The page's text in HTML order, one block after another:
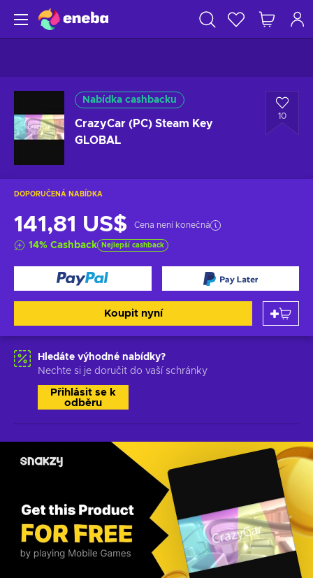
Nabídka cashbacku
CrazyCar (PC) Steam Key
GLOBAL
10
DOPORUČENÁ NABÍDKA
141,81 US$ Cena není konečná
14% Cashback Nejlepší cashback
Koupit nyní
Hledáte výhodné nabídky?
Nechte si je doručit do vaší schránky
Přihlásit se k
odběru